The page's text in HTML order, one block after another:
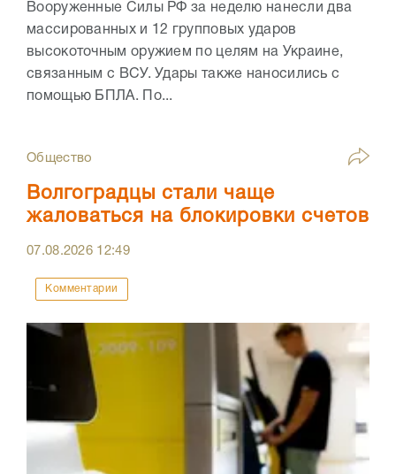
Вооруженные Силы РФ за неделю нанесли два
массированных и 12 групповых ударов
высокоточным оружием по целям на Украине,
связанным с ВСУ. Удары также наносились с
помощью БПЛА. По...
Общество
Волгоградцы стали чаще
жаловаться на блокировки счетов
07.08.2026 12:49
Комментарии